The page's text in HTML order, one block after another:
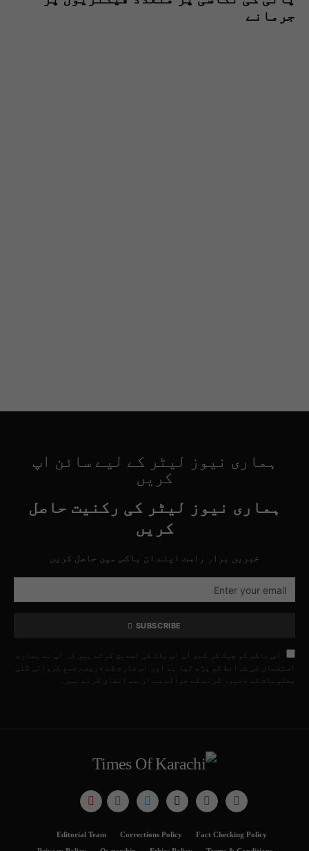
جرمانے
ہماری نیوز لیٹر کے لیے سائن اپ
کریں
ہماری نیوز لیٹر کی رکنیت حاصل
کریں
خبریں براہِ راست اپنے ان باکس میں حاصل کریں
SUBSCRIBE
اس باکس کو چیک کر کے، آپ اس بات کی تصدیق کرتے ہیں کہ آپ نے ہمارے
استعمال کی شرائط کو پڑھ لیا ہے اور اس فارم کے ذریعے جمع کروائی گئی
معلومات کے ذخیرہ کرنے کے حوالے سے ان سے اتفاق کرتے ہیں۔
Fact Checking Policy
Corrections Policy
Editorial Team